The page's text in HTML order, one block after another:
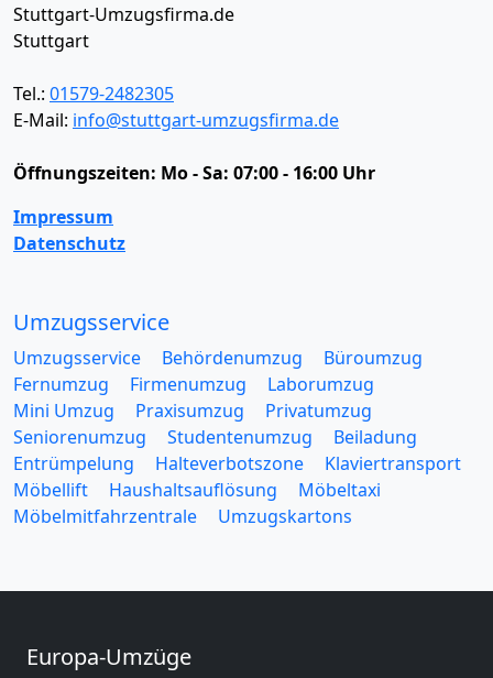
Stuttgart-Umzugsfirma.de
Stuttgart
Tel.: 01579-2482305
E-Mail: info@stuttgart-umzugsfirma.de
Öffnungszeiten: Mo - Sa: 07:00 - 16:00 Uhr
Impressum
Datenschutz
Umzugsservice
Umzugsservice Behördenumzug
Büroumzug
Fernumzug
Firmenumzug
Laborumzug
Mini Umzug
Praxisumzug
Privatumzug
Seniorenumzug
Studentenumzug
Beiladung
Entrümpelung
Halteverbotszone
Klaviertransport
Möbellift
Haushaltsauflösung
Möbeltaxi
Möbelmitfahrzentrale
Umzugskartons
Europa-Umzüge